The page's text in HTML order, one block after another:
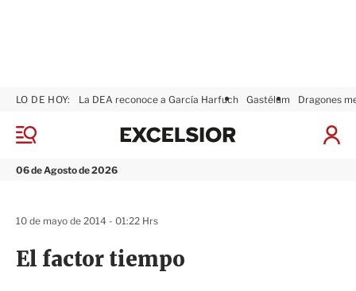
M
n
06 de Agosto de 2026
LO DE HOY: La DEA reconoce a García Harfuch Gastélum Dragones
I
x
El factor tiempo
10 de mayo de 2014 - 01:22 Hrs